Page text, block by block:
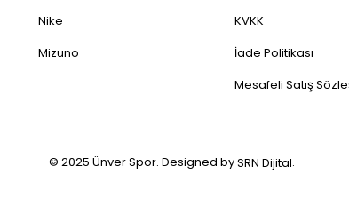
Nike
Mizuno
KVKK
İade Politikası
Mesafeli Satış
© 2025 Ünver Spor. Designed bySRN Dijital.